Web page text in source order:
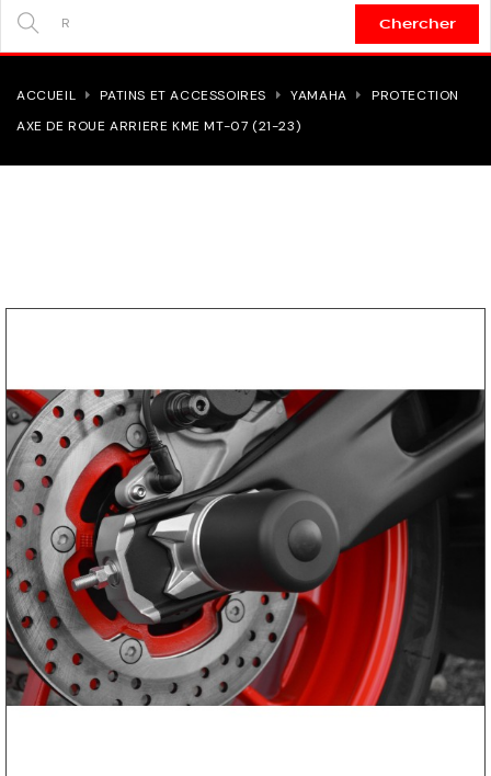
Chercher
ACCUEIL PATINS ET ACCESSOIRES YAMAHA
PROTECTION
AXE DE ROUE ARRIERE KME MT-07 (21-23)